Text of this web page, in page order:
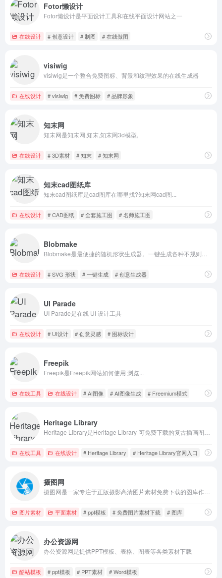
Fotor懒设计
Fotor懒设计是平面设计工具和在线平面设计网站之一
在线设计 # 创意设计 # 制图 # 在线做图
visiwig
visiwig是一个整合免费图标、背景和纹理效果的在线生成器
在线设计 # visiwig # 免费图标 # 品牌形象
知末网
知末网是知末网,知末,知末网3d模型,
在线设计 # 3D素材 # 知末 # 知末网
知末cad图纸库
知末cad图纸库是cad图库在哪里找?知末网cad图...
在线设计 # CAD图纸 # 全套施工图 # 名师施工图
Blobmake
在线设计 # SVG 形状 # 一键生成 # 创意生成器
UI Parade
UI Parade是在线 UI 设计工具
在线设计 # UI设计 # 创意灵感 # 图标设计
Freepik
Freepik是Freepik网站如何使用 浏览...
在线工具 在线设计 # AI图像 # AI图像生成 # Freemium模式
Heritage Library
在线工具 在线设计 # Heritage Library # Heritage Library官网入口 # 免费
摄图网
图片素材 平面素材 # ppt模板 # 免费图片素材下载 # 图库
办公资源网
办公资源网是提供PPT模板、表格、图表等各类素材下载
酷站模板 # ppt模板 # PPT素材 # Word模板